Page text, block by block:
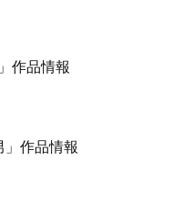
作品情報
」作品情報